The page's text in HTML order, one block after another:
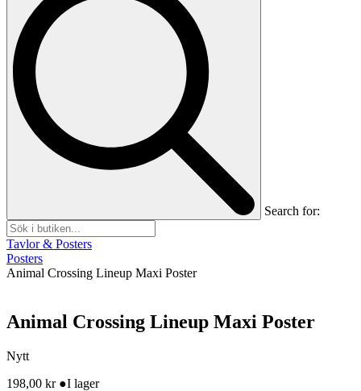
Search for:
Tavlor & Posters
Posters
Animal Crossing Lineup Maxi Poster
Animal Crossing Lineup Maxi Poster
Nytt
198,00 kr ●I lager